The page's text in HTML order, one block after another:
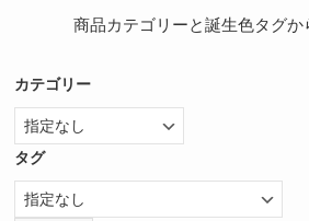
商品カテゴリーと誕生色タグか
カテゴリー
タグ